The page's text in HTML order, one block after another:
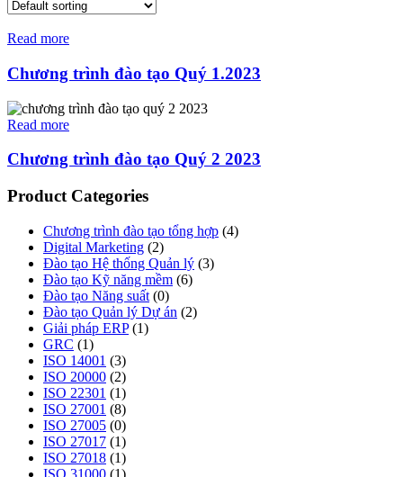
Read more
Chương trình đào tạo Quý 1.2023
Read more
Chương trình đào tạo Quý 2 2023
Product Categories
Chương trình đào tạo tổng hợp (4)
Digital Marketing (2)
Đào tạo Hệ thống Quản lý (3)
Đào tạo Kỹ năng mềm (6)
Đào tạo Năng suất (0)
Đào tạo Quản lý Dự án (2)
Giải pháp ERP (1)
GRC (1)
ISO 14001 (3)
ISO 20000 (2)
ISO 22301 (1)
ISO 27001 (8)
ISO 27005 (0)
ISO 27017 (1)
ISO 27018 (1)
ISO 31000 (1)